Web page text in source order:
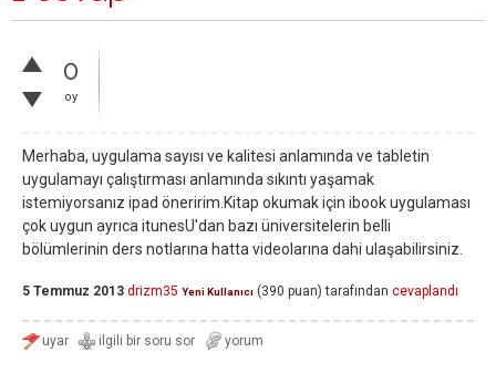
0
oy
Merhaba, uygulama sayısı ve kalitesi anlamında ve tabletin
uygulamayı çalıştırması anlamında sıkıntı yaşamak
istemiyorsanız ipad öneririm.Kitap okumak için ibook uygulaması
çok uygun ayrıca itunesU'dan bazı üniversitelerin belli
bölümlerinin ders notlarına hatta videolarına dahi ulaşabilirsiniz.
5 Temmuz 2013 drizm35 Yeni Kullanıcı (390 puan) tarafından cevaplandı